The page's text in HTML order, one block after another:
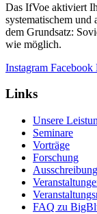
Das IfVoe aktiviert
systematischem und
dem Grundsatz:
wie möglich.
Instagram Facebook
Links
Unsere
Seminare
Vorträge
Forschung
FAQ zu